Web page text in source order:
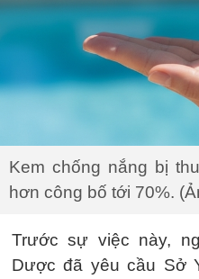
Kem chống nắng bị
hơn công bố tới 70%.
Trước sự việc này,
Dược đã yêu cầu Sở